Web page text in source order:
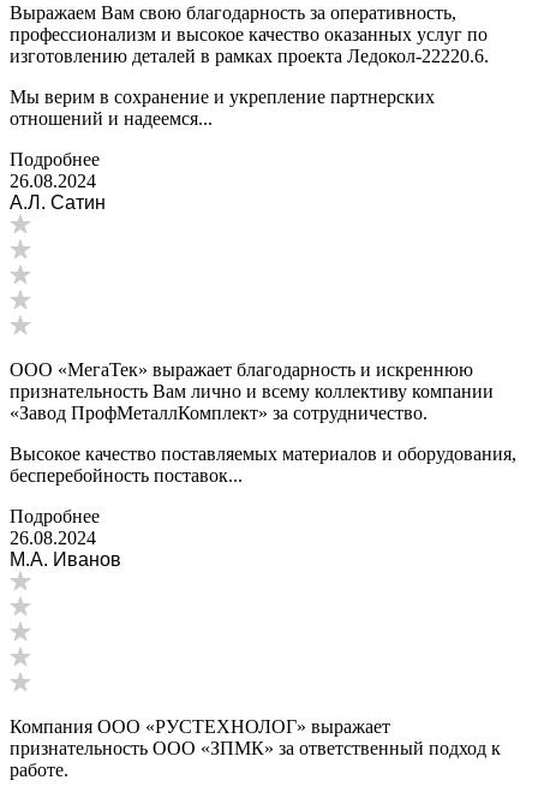
Выражаем Вам свою благодарность за оперативность,
профессионализм и высокое качество оказанных услуг по
изготовлению деталей в рамках проекта Ледокол-22220.6.
Мы верим в сохранение и укрепление партнерских
отношений и надеемся...
Подробнее
26.08.2024
А.Л. Сатин
ООО «МегаТек» выражает благодарность и искреннюю
признательность Вам лично и всему коллективу компании
«Завод ПрофМеталлКомплект» за сотрудничество.
Высокое качество поставляемых материалов и оборудования,
бесперебойность поставок...
Подробнее
26.08.2024
М.А. Иванов
Компания ООО «РУСТЕХНОЛОГ» выражает
признательность ООО «ЗПМК» за ответственный подход к
работе.